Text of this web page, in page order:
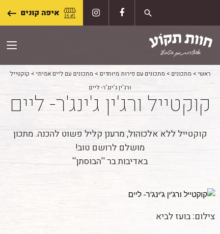
content
איפה קונים
ראשי > מתכונים > מתכונים עם פירות מיוחדים > מתכונים עם ליים אמיתי > קוקטייל
ורג'ין ג'ינג'ר- ליים
קוקטייל ורג'ין ג'ינג'ר- ליים
קוקטייל ללא אלכוהול, מרענן קליל פשוט להכנה. מתכון
מושלם לרושם טוב!
באדיבות בר ''הבוסתן''
צילום: בועז לביא